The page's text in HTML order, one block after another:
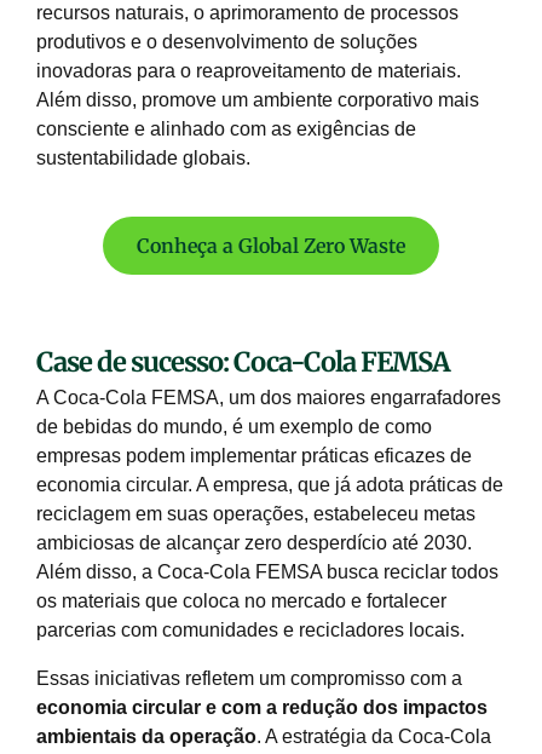
recursos naturais, o aprimoramento de processos
produtivos e o desenvolvimento de soluções
inovadoras para o reaproveitamento de materiais.
Além disso, promove um ambiente corporativo mais
consciente e alinhado com as exigências de
sustentabilidade globais.
Conheça a Global Zero Waste
Case de sucesso: Coca-Cola FEMSA
A Coca-Cola FEMSA, um dos maiores engarrafadores
de bebidas do mundo, é um exemplo de como
empresas podem implementar práticas eficazes de
economia circular. A empresa, que já adota práticas de
reciclagem em suas operações, estabeleceu metas
ambiciosas de alcançar zero desperdício até 2030.
Além disso, a Coca-Cola FEMSA busca reciclar todos
os materiais que coloca no mercado e fortalecer
parcerias com comunidades e recicladores locais.
Essas iniciativas refletem um compromisso com a
economia circular e com a redução dos impactos
ambientais da operação. A estratégia da Coca-Cola